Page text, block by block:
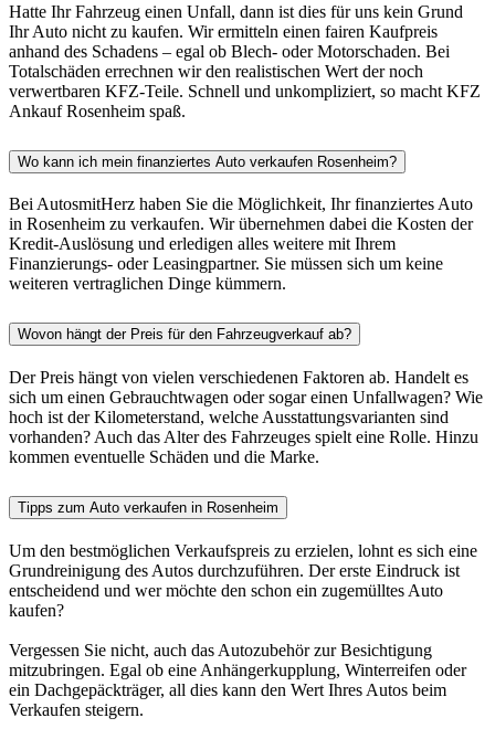
Hatte Ihr Fahrzeug einen Unfall, dann ist dies für uns kein Grund
Ihr Auto nicht zu kaufen. Wir ermitteln einen fairen Kaufpreis
anhand des Schadens – egal ob Blech- oder Motorschaden. Bei
Totalschäden errechnen wir den realistischen Wert der noch
verwertbaren KFZ-Teile. Schnell und unkompliziert, so macht KFZ
Ankauf Rosenheim spaß.
Wo kann ich mein finanziertes Auto verkaufen Rosenheim?
Bei AutosmitHerz haben Sie die Möglichkeit, Ihr finanziertes Auto
in Rosenheim zu verkaufen. Wir übernehmen dabei die Kosten der
Kredit-Auslösung und erledigen alles weitere mit Ihrem
Finanzierungs- oder Leasingpartner. Sie müssen sich um keine
weiteren vertraglichen Dinge kümmern.
Wovon hängt der Preis für den Fahrzeugverkauf ab?
Der Preis hängt von vielen verschiedenen Faktoren ab. Handelt es
sich um einen Gebrauchtwagen oder sogar einen Unfallwagen? Wie
hoch ist der Kilometerstand, welche Ausstattungsvarianten sind
vorhanden? Auch das Alter des Fahrzeuges spielt eine Rolle. Hinzu
kommen eventuelle Schäden und die Marke.
Tipps zum Auto verkaufen in Rosenheim
Um den bestmöglichen Verkaufspreis zu erzielen, lohnt es sich eine
Grundreinigung des Autos durchzuführen. Der erste Eindruck ist
entscheidend und wer möchte den schon ein zugemülltes Auto
kaufen?
Vergessen Sie nicht, auch das Autozubehör zur Besichtigung
mitzubringen. Egal ob eine Anhängerkupplung, Winterreifen oder
ein Dachgepäckträger, all dies kann den Wert Ihres Autos beim
Verkaufen steigern.